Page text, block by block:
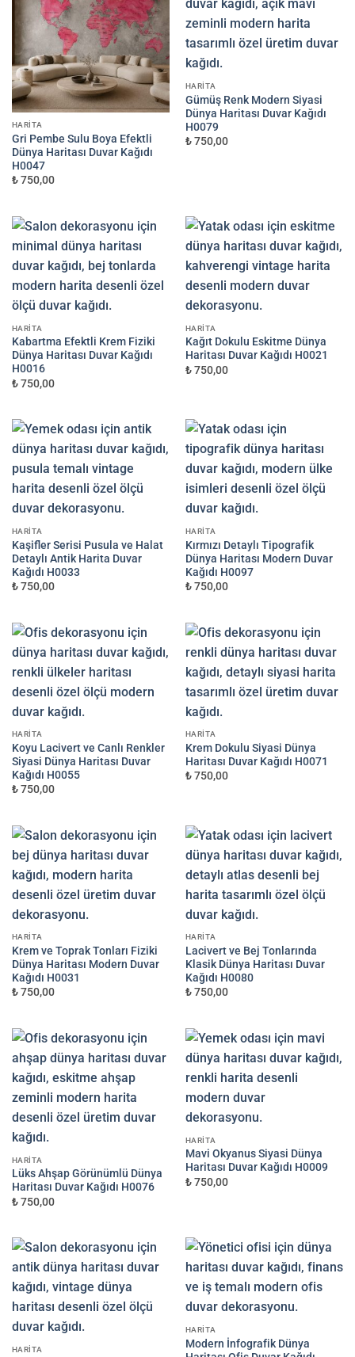
HARITA
Gri Pembe Sulu Boya Efektli
Dünya Haritası Duvar Kağıdı
H0047
₺ 750,00
HARITA
Gümüş Renk Modern Siyasi
Dünya Haritası Duvar Kağıdı
H0079
₺ 750,00
HARITA
Kabartma Efektli Krem Fiziki
Dünya Haritası Duvar Kağıdı
H0016
₺ 750,00
HARITA
Kağıt Dokulu Eskitme Dünya
Haritası Duvar Kağıdı H0021
₺ 750,00
HARITA
Kaşifler Serisi Pusula ve Halat
Detaylı Antik Harita Duvar
Kağıdı H0033
₺ 750,00
HARITA
Kırmızı Detaylı Tipografik
Dünya Haritası Modern Duvar
Kağıdı H0097
₺ 750,00
HARITA
Koyu Lacivert ve Canlı Renkler
Siyasi Dünya Haritası Duvar
Kağıdı H0055
₺ 750,00
HARITA
Krem Dokulu Siyasi Dünya
Haritası Duvar Kağıdı H0071
₺ 750,00
HARITA
Krem ve Toprak Tonları Fiziki
Dünya Haritası Modern Duvar
Kağıdı H0031
₺ 750,00
HARITA
Lacivert ve Bej Tonlarında
Klasik Dünya Haritası Duvar
Kağıdı H0080
₺ 750,00
HARITA
Lüks Ahşap Görünümlü Dünya
Haritası Duvar Kağıdı H0076
₺ 750,00
HARITA
Mavi Okyanus Siyasi Dünya
Haritası Duvar Kağıdı H0009
₺ 750,00
HARITA
HARITA
Modern İnfografik Dünya